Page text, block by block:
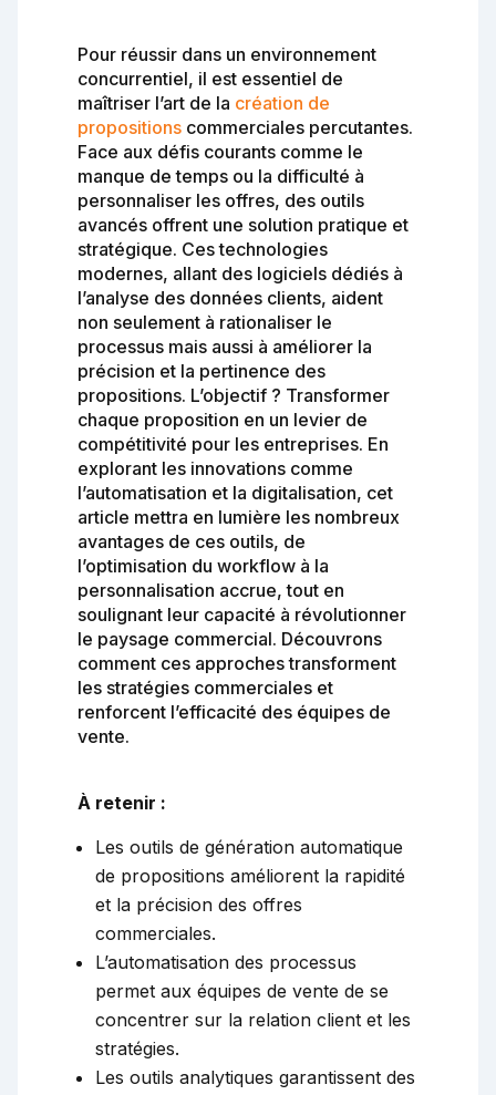
Pour réussir dans un environnement
concurrentiel, il est essentiel de
maîtriser l’art de la création de
propositions commerciales percutantes.
Face aux défis courants comme le
manque de temps ou la difficulté à
personnaliser les offres, des outils
avancés offrent une solution pratique et
stratégique. Ces technologies
modernes, allant des logiciels dédiés à
l’analyse des données clients, aident
non seulement à rationaliser le
processus mais aussi à améliorer la
précision et la pertinence des
propositions. L’objectif ? Transformer
chaque proposition en un levier de
compétitivité pour les entreprises. En
explorant les innovations comme
l’automatisation et la digitalisation, cet
article mettra en lumière les nombreux
avantages de ces outils, de
l’optimisation du workflow à la
personnalisation accrue, tout en
soulignant leur capacité à révolutionner
le paysage commercial. Découvrons
comment ces approches transforment
les stratégies commerciales et
renforcent l’efficacité des équipes de
vente.
À retenir :
Les outils de génération automatique
de propositions améliorent la rapidité
et la précision des offres
commerciales.
L’automatisation des processus
permet aux équipes de vente de se
concentrer sur la relation client et les
stratégies.
Les outils analytiques garantissent des